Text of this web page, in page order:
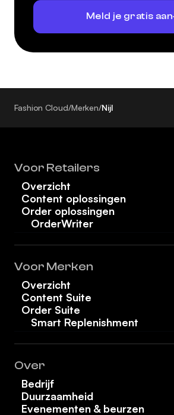
Meld je gratis aan
Fashion Cloud/Merken/Nijl
Voor Retailers
Overzicht
Content oplossingen
Order oplossingen
OrderWriter
Voor Merken
Overzicht
Content Suite
Order Suite
Smart Replenishment
Over
Bedrijf
Duurzaamheid
Evenementen & beurzen